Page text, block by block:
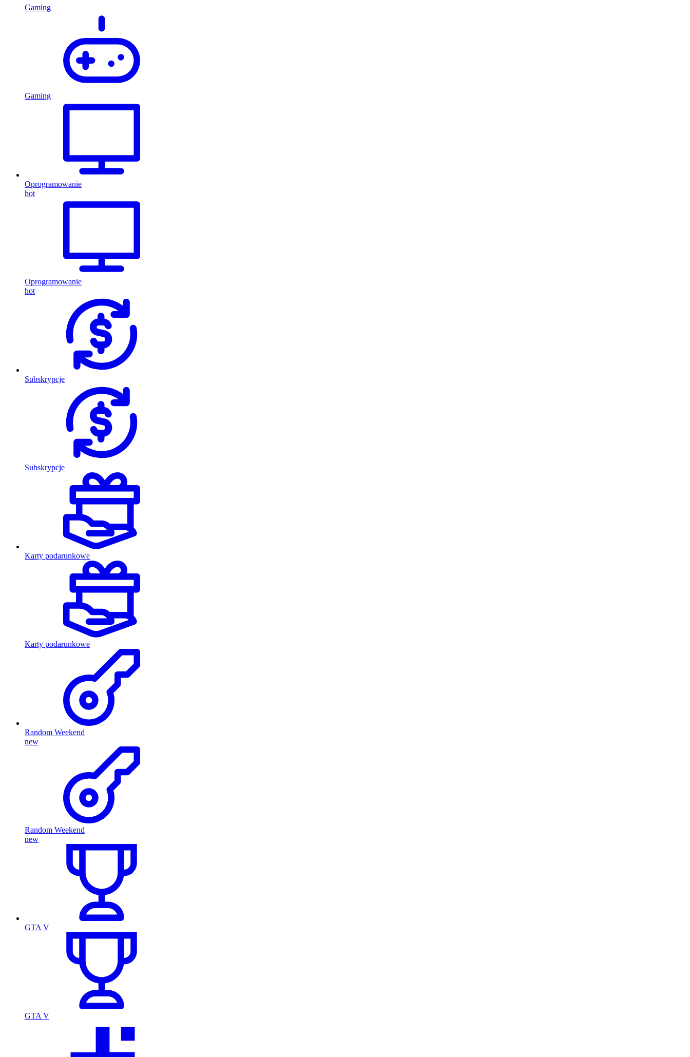
Gaming
Gaming
Oprogramowanie
hot
Oprogramowanie
hot
Subskrypcje
Subskrypcje
Karty podarunkowe
Karty podarunkowe
Random Weekend
new
Random Weekend
new
GTA V
GTA V